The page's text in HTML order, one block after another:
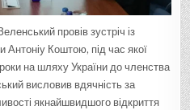
провів зустріч із
Антоніу Коштою, під час якої
на шляху України до членства
висловив вдячність за
якнайшвидшого відкриття